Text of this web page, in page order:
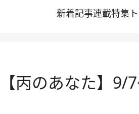
新着記事連載特集
丙のあなた】9/